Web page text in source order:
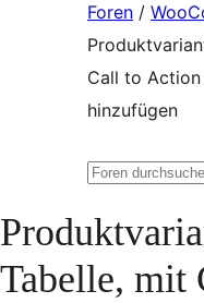
Foren /
Call to
hinzufügen
Suchen
Tabelle, mit